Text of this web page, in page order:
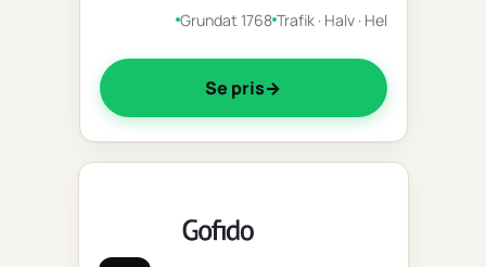
Grundat 1768 Trafik · Halv · Hel
Se pris